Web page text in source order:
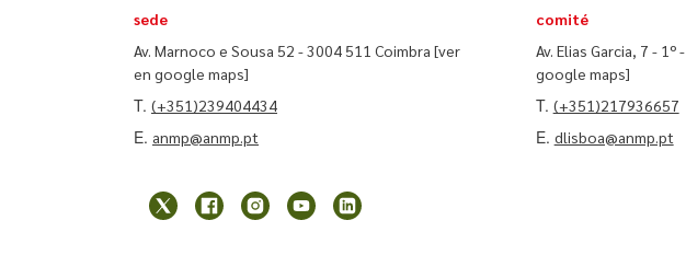
sede
Av. Marnoco e Sousa 52 - 3004 511 Coimbra [ver
en google maps]
T. (+351)239404434
E. anmp@anmp.pt
comité
Av. Elias Garcia, 7 -
google maps]
T. (+351)217936657
E. dlisboa@anmp.pt